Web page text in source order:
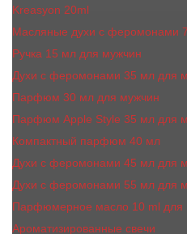
Kreasyon 20ml
Масляные духи c феромонами
Ручка 15 мл для мужчин
Духи с феромонами 35 мл для
Парфюм 30 мл для мужчин
Парфюм Apple Style 35 мл для
Компактный парфюм 40 мл
Духи с феромонами 45 мл для
Духи с феромонами 55 мл для
Парфюмерное масло 10 ml для
Ароматизированные свечи